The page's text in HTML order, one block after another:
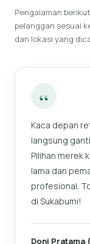
Pengalaman
pelanggan sesuai
dan lokasi yang
“
Kaca depan
langsung
Pilihan merek
lama dan
profesional.
di Sukabumi!
Doni Pratama